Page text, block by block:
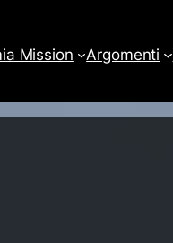
Mission Argomenti